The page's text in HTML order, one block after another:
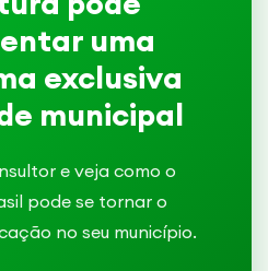
uma
exclusiva
municipal
e veja como o
pode se tornar o
no seu município.